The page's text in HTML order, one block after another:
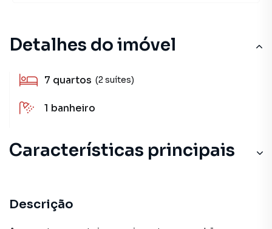
Detalhes do imóvel
7 quartos (2 suítes)
1 banheiro
Características principais
Descrição